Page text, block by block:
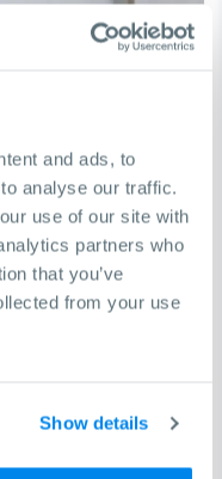
and ads, to
analyse our traffic.
use of our site with
partners who
that you’ve
from your use
Show details
machine ?
prendre la bonne
commerciaux
gratuite